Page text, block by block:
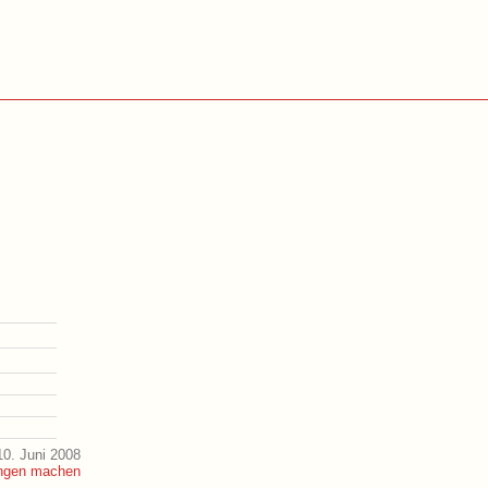
Juni 2008